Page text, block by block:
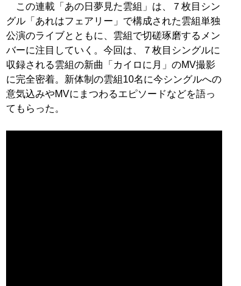
この連載「あの日夢見た雲組」は、７枚目シン
グル「あれはフェアリー」で構成された雲組単独
公演のライブとともに、雲組で切磋琢磨するメン
バーに注目していく。今回は、７枚目シングルに
収録される雲組の新曲「カイロに月」のMV撮影
に完全密着。新体制の雲組10名に今シングルへの
意気込みやMVにまつわるエピソードなどを語っ
てもらった。